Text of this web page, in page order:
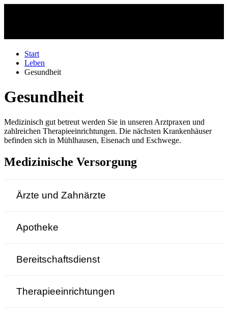
Start
Leben
Gesundheit
Gesundheit
Medizinisch gut betreut werden Sie in unseren Arztpraxen und
zahlreichen Therapieeinrichtungen. Die nächsten Krankenhäuser
befinden sich in Mühlhausen, Eisenach und Eschwege.
Medizinische Versorgung
Ärzte und Zahnärzte
Apotheke
Bereitschaftsdienst
Therapieeinrichtungen